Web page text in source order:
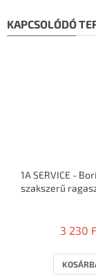
KAPCSOLÓDÓ
1A SERVICE -
szakszerű
5-
ből
3 230